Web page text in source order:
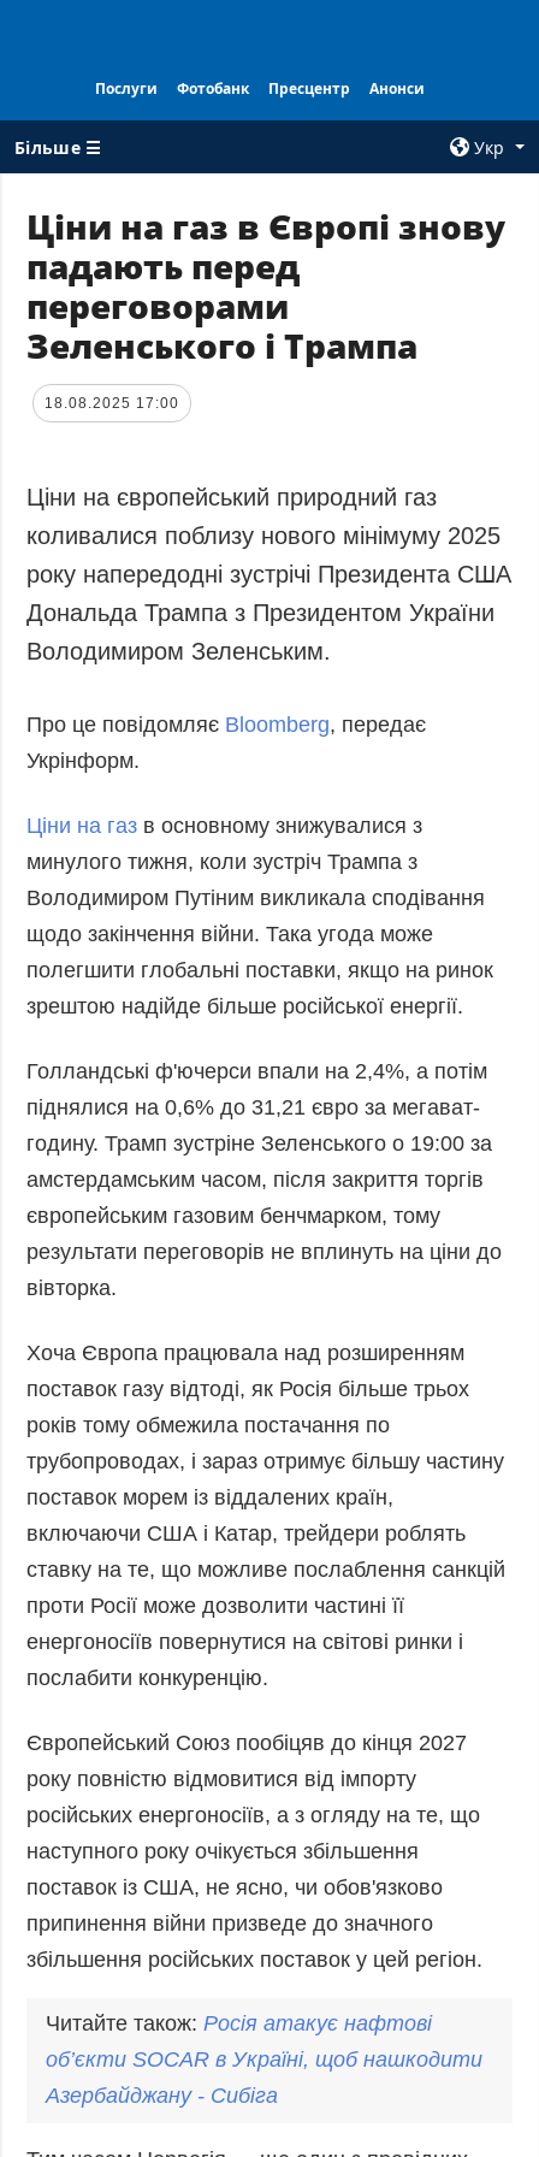
Послуги Фотобанк Пресцентр Анонси
Більше ☰
Укр
ВСI РУБРИКИ
Війна
Відбудова
Економіка
Світ
Регіони
Суcпільcтво
Культура
Діаcпора
Контакти
Тендери
Запобігання та
протидія
корупції
персональних
РЕДАКЦІЙНИЙ
КОДЕКС
Розсилки
ДОДАТКОВО
Подкасти
Публікації
Фото
Відео
Блоги
Інфографіка
Лонгріди
Новини
Конференції
Офіційні
документи
Релізи
ПОСЛУГИ
Послуги
Фотобанк
Пресцентр
Анонси
РОЗСИЛКИ
Ціни на газ в Європі знову
падають перед
переговорами
Зеленського і Трампа
18.08.2025 17:00
Ціни на європейський природний газ
коливалися поблизу нового мінімуму 2025
року напередодні зустрічі Президента США
Дональда Трампа з Президентом України
Володимиром Зеленським.
Про це повідомляє Bloomberg, передає
Укрінформ.
Ціни на газ в основному знижувалися з
минулого тижня, коли зустріч Трампа з
Володимиром Путіним викликала сподівання
щодо закінчення війни. Така угода може
полегшити глобальні поставки, якщо на ринок
зрештою надійде більше російської енергії.
Голландські ф'ючерси впали на 2,4%, а потім
піднялися на 0,6% до 31,21 євро за мегават-
годину. Трамп зустріне Зеленського о 19:00 за
амстердамським часом, після закриття торгів
європейським газовим бенчмарком, тому
результати переговорів не вплинуть на ціни до
вівторка.
Хоча Європа працювала над розширенням
поставок газу відтоді, як Росія більше трьох
років тому обмежила постачання по
трубопроводах, і зараз отримує більшу частину
поставок морем із віддалених країн,
включаючи США і Катар, трейдери роблять
ставку на те, що можливе послаблення санкцій
проти Росії може дозволити частині її
енергоносіїв повернутися на світові ринки і
послабити конкуренцію.
Європейський Союз пообіцяв до кінця 2027
року повністю відмовитися від імпорту
російських енергоносіїв, а з огляду на те, що
наступного року очікується збільшення
поставок із США, не ясно, чи обов'язково
припинення війни призведе до значного
збільшення російських поставок у цей регіон.
Читайте також:Росія атакує нафтові
об’єкти SOCAR в Україні, щоб нашкодити
Азербайджану - Сибіга